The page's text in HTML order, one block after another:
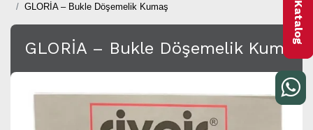
GLORİA – Bukle Döşemelik Kumaş
GLORİA – Bukle Döşemelik Kumaş
e-Katalog